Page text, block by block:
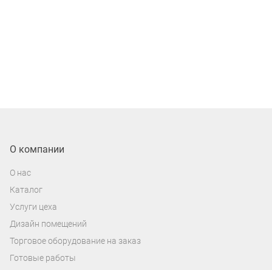
О компании
О нас
Каталог
Услуги цеха
Дизайн помещений
Торговое оборудование на заказ
Готовые работы